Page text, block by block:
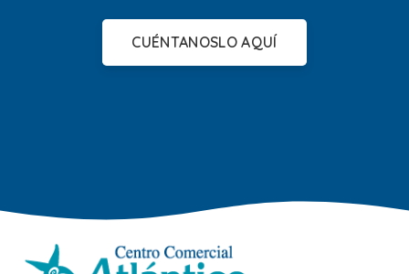
CUÉNTANOSLO AQUÍ